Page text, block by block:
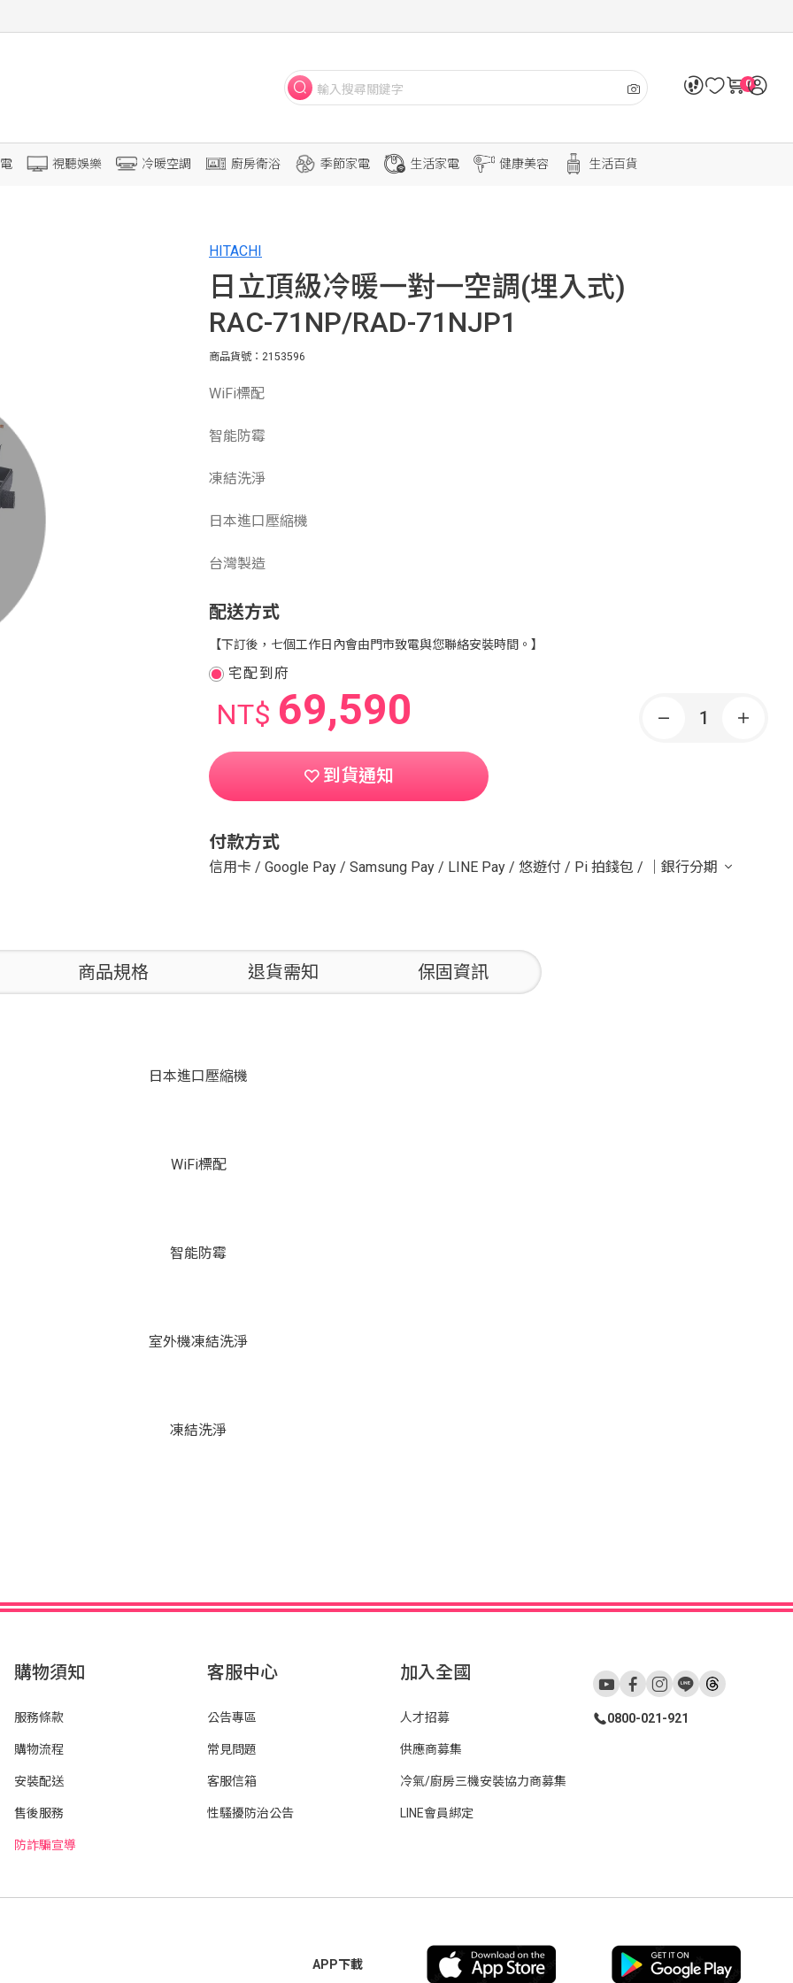
0
視聽娛樂 冷暖空調 廚房衛浴 季節家電 生活家電 健康美容 生活百貨
HITACHI
日立頂級冷暖一對一空調(埋入式)
RAC-71NP/RAD-71NJP1
商品貨號：2153596
WiFi標配
智能防霉
凍結洗淨
日本進口壓縮機
台灣製造
配送方式
【下訂後，七個工作日內會由門市致電與您聯絡安裝時間。】
宅配到府
NT$ 69,590
到貨通知
付款方式
信用卡 / Google Pay / Samsung Pay / LINE Pay / 悠遊付 / Pi 拍錢包 / ｜銀行分期
商品規格 退貨需知 保固資訊
日本進口壓縮機
WiFi標配
智能防霉
室外機凍結洗淨
凍結洗淨
購物須知
服務條款
購物流程
安裝配送
售後服務
防詐騙宣導
客服中心
公告專區
常見問題
客服信箱
性騷擾防治公告
加入全國
人才招募
供應商募集
冷氣/廚房三機安裝協力商募集
LINE會員綁定
0800-021-921
APP下載